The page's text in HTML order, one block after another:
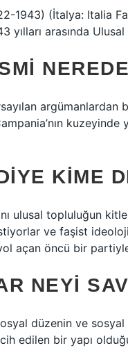
1943) (İtalya: Italia
yılları arasında
kuzeyinde
KIME
ulusal topluluğun
ve faşist
açan öncü bir
NEYI
düzenin ve
edilen bir yapı